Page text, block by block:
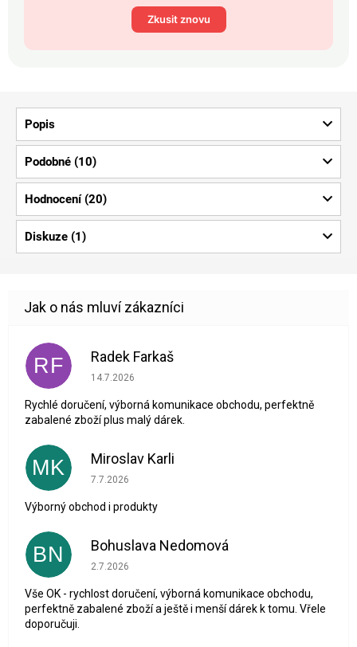
Zkusit znovu
Popis
Podobné (10)
Hodnocení (20)
Diskuze (1)
RF Radek Farkaš
Hodnocení obchodu je 5 z 5 hvězdiček.
14.7.2026
Rychlé doručení, výborná komunikace obchodu, perfektně
zabalené zboží plus malý dárek.
MK Miroslav Karli
Hodnocení obchodu je 5 z 5 hvězdiček.
7.7.2026
Výborný obchod i produkty
BN Bohuslava Nedomová
Hodnocení obchodu je 5 z 5 hvězdiček.
2.7.2026
Vše OK - rychlost doručení, výborná komunikace obchodu,
perfektně zabalené zboží a ještě i menší dárek k tomu. Vřele
doporučuji.